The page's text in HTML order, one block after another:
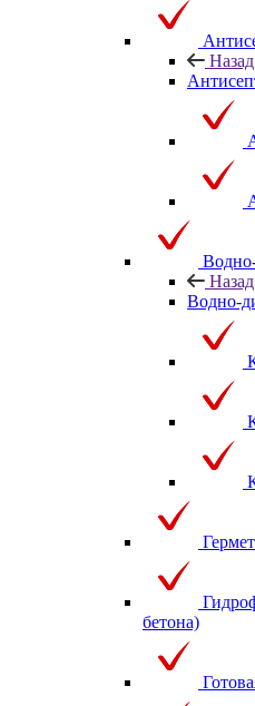
Назад
Назад
Водно-
бетона)